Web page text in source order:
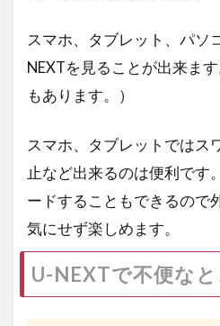
スマホ、タブレット、パソ
NEXTを見ることが出来ま
もあります。）
スマホ、タブレットではス
止など出来るのは便利です
ードすることもできるので
気にせず楽しめます。
U-NEXTで不便なと